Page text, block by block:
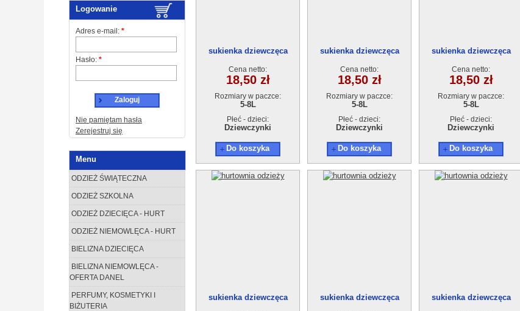
Logowanie
Adres e-mail: *
Hasło: *
Zaloguj
Nie pamiętam hasła
Zerejestruj się
Menu
ODZIEŻ ŚWIĄTECZNA
ODZIEŻ SZKOLNA
ODZIEŻ DZIECIĘCA - HURT
ODZIEŻ NIEMOWLĘCA - HURT
BIELIZNA DZIECIĘCA
BIELIZNA NIEMOWLĘCA -
OFERTA DANEL
PERFUMY, KOSMETYKI I
BIŻUTERIA
sukienka dziewczęca
Cena netto:
18,50 zł
Rozmiary w paczce:
5-8L
Płeć - dzieci:
Dziewczynki
Do koszyka
sukienka dziewczęca
Cena netto:
18,50 zł
Rozmiary w paczce:
5-8L
Płeć - dzieci:
Dziewczynki
Do koszyka
sukienka dziewczęca
Cena netto:
18,50 zł
Rozmiary w paczce:
5-8L
Płeć - dzieci:
Dziewczynki
Do koszyka
sukienka dziewczęca
sukienka dziewczęca
sukienka dziewczęca